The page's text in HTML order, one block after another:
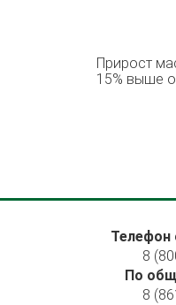
Прирост
15% выше
Телефон
8
По
8